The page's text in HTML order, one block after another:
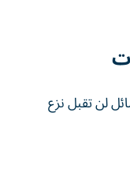
لن تقبل نزع